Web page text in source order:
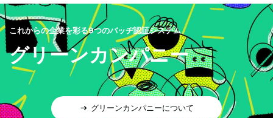
これからの企業を彩る9つのバッヂ認証システム
グリーンカンパニー
グリーンカンパニーについて